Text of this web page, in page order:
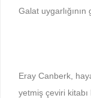
Galat uygarlığının
Eray Canberk,
yetmiş çeviri kitabı